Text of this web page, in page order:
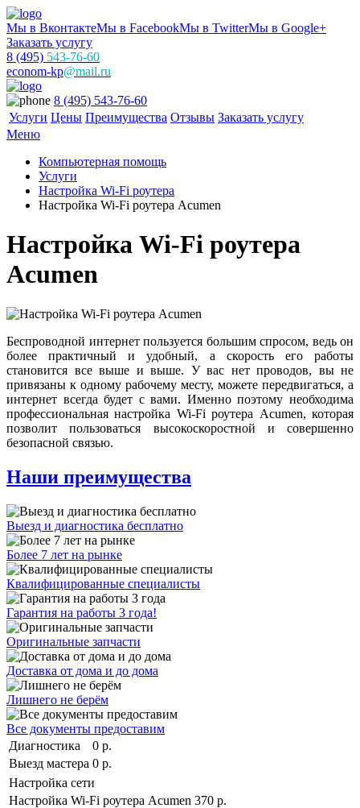
Мы в ВконтактеМы в FacebookМы в TwitterМы в Google+
Заказать услугу
8 (495) 543-76-60
econom-kp@mail.ru
8 (495) 543-76-60
Услуги Цены Преимущества Отзывы Заказать услугу
Меню
Компьютерная помощь
Услуги
Настройка Wi-Fi роутера
Настройка Wi-Fi роутера Acumen
Настройка Wi-Fi роутера
Acumen
Беспроводной интернет пользуется большим спросом, ведь он
более практичный и удобный, а скорость его работы
становится все выше и выше. У вас нет проводов, вы не
привязаны к одному рабочему месту, можете передвигаться, а
интернет всегда будет с вами. Именно поэтому необходима
профессиональная настройка Wi-Fi роутера Acumen, которая
позволит пользоваться высокоскоростной и совершенно
безопасной связью.
Наши преимущества
Выезд и диагностика бесплатно
Более 7 лет на рынке
Квалифицированные специалисты
Гарантия на работы 3 года!
Оригинальные запчасти
Доставка от дома и до дома
Лишнего не берём
Все документы предоставим
Диагностика
0 р.
Выезд мастера 0 р.
Настройка сети
Настройка Wi-Fi роутера Acumen 370 р.